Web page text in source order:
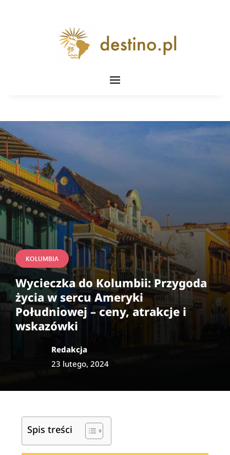
KOLUMBIA
Wycieczka do Kolumbii: Przygoda
życia w sercu Ameryki
Południowej – ceny, atrakcje i
wskazówki
Redakcja
23 lutego, 2024
Spis treści